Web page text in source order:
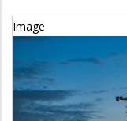
Image